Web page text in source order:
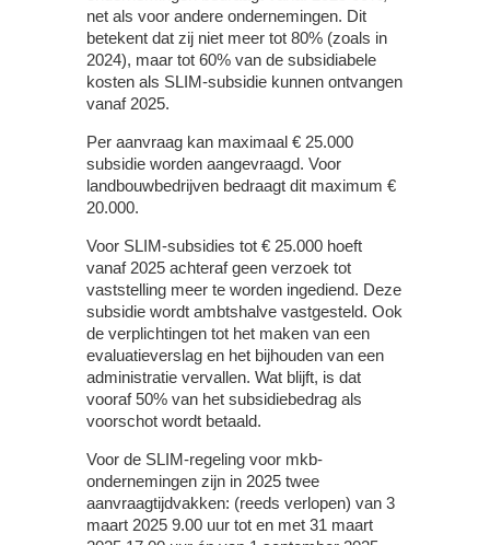
net als voor andere ondernemingen. Dit
betekent dat zij niet meer tot 80% (zoals in
2024), maar tot 60% van de subsidiabele
kosten als SLIM-subsidie kunnen ontvangen
vanaf 2025.
Per aanvraag kan maximaal € 25.000
subsidie worden aangevraagd. Voor
landbouwbedrijven bedraagt dit maximum €
20.000.
Voor SLIM-subsidies tot € 25.000 hoeft
vanaf 2025 achteraf geen verzoek tot
vaststelling meer te worden ingediend. Deze
subsidie wordt ambtshalve vastgesteld. Ook
de verplichtingen tot het maken van een
evaluatieverslag en het bijhouden van een
administratie vervallen. Wat blijft, is dat
vooraf 50% van het subsidiebedrag als
voorschot wordt betaald.
Voor de SLIM-regeling voor mkb-
ondernemingen zijn in 2025 twee
aanvraagtijdvakken: (reeds verlopen) van 3
maart 2025 9.00 uur tot en met 31 maart